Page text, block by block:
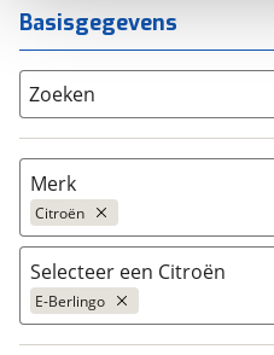
Basisgegevens
Zoeken
Merk
Citroën
Populair
Audi (715)
Selecteer een Citroën
E-Berlingo